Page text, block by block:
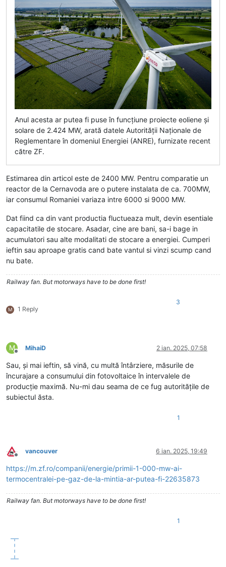
Anul acesta ar putea fi puse în funcţiune proiecte eoliene şi
solare de 2.424 MW, arată datele Autorităţii Naţionale de
Reglementare în domeniul Energiei (ANRE), furnizate recent
către ZF.
Estimarea din articol este de 2400 MW. Pentru comparatie un
reactor de la Cernavoda are o putere instalata de ca. 700MW,
iar consumul Romaniei variaza intre 6000 si 9000 MW.
Dat fiind ca din vant productia fluctueaza mult, devin esentiale
capacitatile de stocare. Asadar, cine are bani, sa-i bage in
acumulatori sau alte modalitati de stocare a energiei. Cumperi
ieftin sau aproape gratis cand bate vantul si vinzi scump cand
nu bate.
Railway fan. But motorways have to be done first!
M 1 Reply
3
M
Deconectat
MihaiD 2 ian. 2025, 07:58
Sau, și mai ieftin, să vină, cu multă întârziere, măsurile de
încurajare a consumului din fotovoltaice în intervalele de
producție maximă. Nu-mi dau seama de ce fug autoritățile de
subiectul ăsta.
1
Deconectat
vancouver 6 ian. 2025, 19:49
https://m.zf.ro/companii/energie/primii-1-000-mw-ai-
termocentralei-pe-gaz-de-la-mintia-ar-putea-fi-22635873
Railway fan. But motorways have to be done first!
1